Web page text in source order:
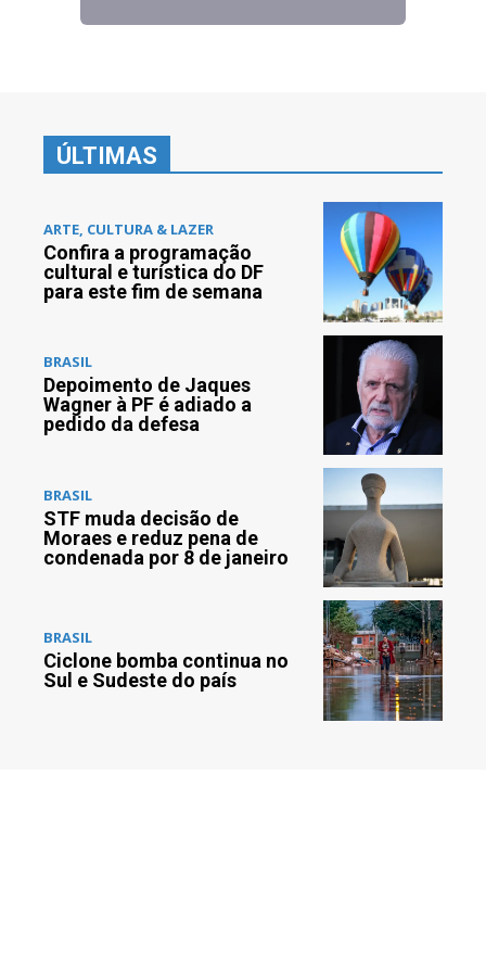
ÚLTIMAS
ARTE, CULTURA & LAZER
Confira a programação
cultural e turística do DF
para este fim de semana
BRASIL
Depoimento de Jaques
Wagner à PF é adiado a
pedido da defesa
BRASIL
STF muda decisão de
Moraes e reduz pena de
condenada por 8 de janeiro
BRASIL
Ciclone bomba continua no
Sul e Sudeste do país